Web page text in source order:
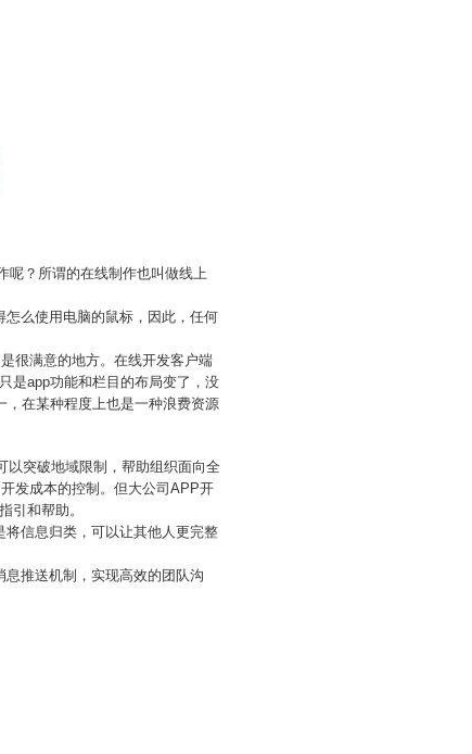
呢？所谓的在线制作也叫做线上
么使用电脑的鼠标，因此，任何
很满意的地方。在线开发客户端
是app功能和栏目的布局变了，没
，在某种程度上也是一种浪费资源
以突破地域限制，帮助组织面向全
发成本的控制。但大公司APP开
引和帮助。
信息归类，可以让其他人更完整
推送机制，实现高效的团队沟